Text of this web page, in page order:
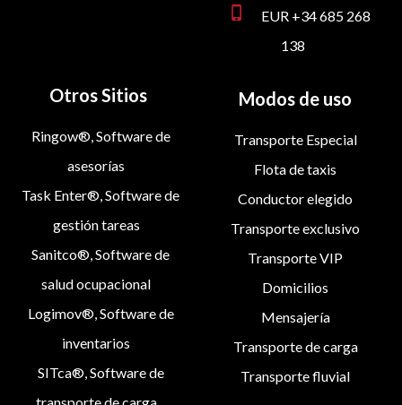
phone_iphone
EUR +34 685 268
138
Modos de uso
Transporte Especial
Flota de taxis
Conductor elegido
Transporte exclusivo
Transporte VIP
Domicilios
Mensajería
Transporte de carga
Transporte fluvial
Otros Sitios
Ringow®, Software de
asesorías
Task Enter®, Software de
gestión tareas
Sanitco®, Software de
salud ocupacional
Logimov®, Software de
inventarios
SITca®, Software de
transporte de carga